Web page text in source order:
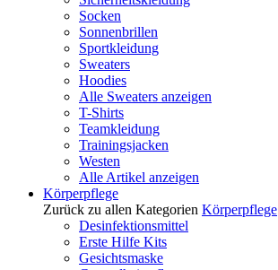
Socken
Sonnenbrillen
Sportkleidung
Sweaters
Hoodies
Alle Sweaters anzeigen
T-Shirts
Teamkleidung
Trainingsjacken
Westen
Alle Artikel anzeigen
Körperpflege
Zurück zu allen Kategorien Körperpflege
Desinfektionsmittel
Erste Hilfe Kits
Gesichtsmaske